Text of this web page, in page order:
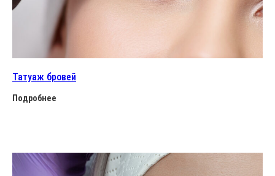
Татуаж бровей
Подробнее